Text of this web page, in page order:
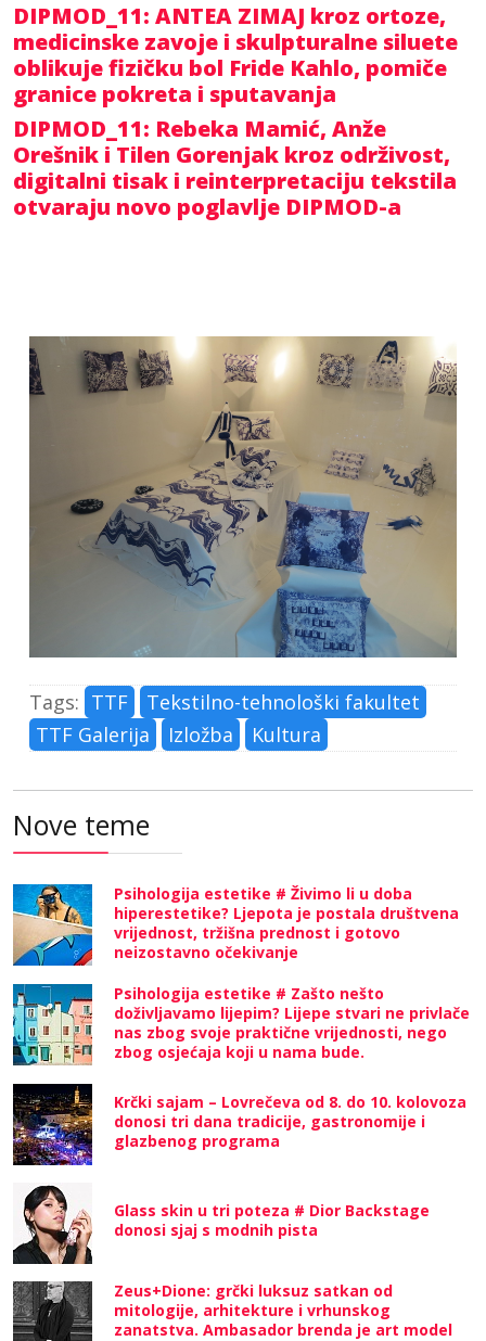
DIPMOD_11: ANTEA ZIMAJ kroz ortoze,
medicinske zavoje i skulpturalne siluete
oblikuje fizičku bol Fride Kahlo, pomiče
granice pokreta i sputavanja
DIPMOD_11: Rebeka Mamić, Anže
Orešnik i Tilen Gorenjak kroz održivost,
digitalni tisak i reinterpretaciju tekstila
otvaraju novo poglavlje DIPMOD-a
Tags: TTF
Tekstilno-tehnološki fakultet
TTF Galerija
Izložba Kultura
Nove teme
Psihologija estetike # Živimo li u doba
hiperestetike? Ljepota je postala društvena
vrijednost, tržišna prednost i gotovo
neizostavno očekivanje
Psihologija estetike # Zašto nešto
doživljavamo lijepim? Lijepe stvari ne privlače
nas zbog svoje praktične vrijednosti, nego
zbog osjećaja koji u nama bude.
Krčki sajam – Lovrečeva od 8. do 10. kolovoza
donosi tri dana tradicije, gastronomije i
glazbenog programa
Glass skin u tri poteza # Dior Backstage
donosi sjaj s modnih pista
Zeus+Dione: grčki luksuz satkan od
mitologije, arhitekture i vrhunskog
zanatstva. Ambasador brenda je art model